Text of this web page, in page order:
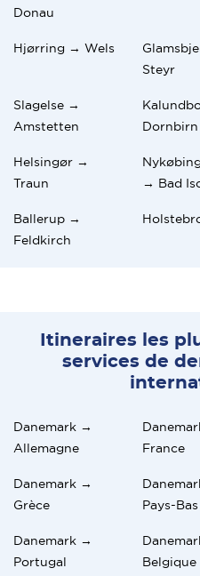
Donau
Hjørring → Wels
Steyr
Slagelse →
Amstetten
Dornbirn
Helsingør →
Traun
→ Bad
Ballerup →
Feldkirch
Itineraires les
services de
Danemark →
Allemagne
France
Danemark →
Grèce
Pays-Bas
Danemark →
Portugal
Belgique